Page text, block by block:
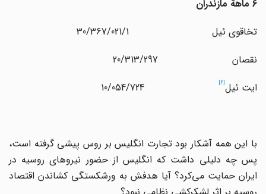
تخاقوی ئیل 30/367/021/1
نقصان 20/313/297
ایت ئیل 10/054/724
با این همه آشکار بود تجارت انگلیس بر روس پیشی گرفته است،
پس چه دلیلی داشت که انگلیس از حضور نیروهای روسیه در
ایران حمایت می‌کرد؟ آیا هدفش به ورشکستگی کشاندن اقتصاد